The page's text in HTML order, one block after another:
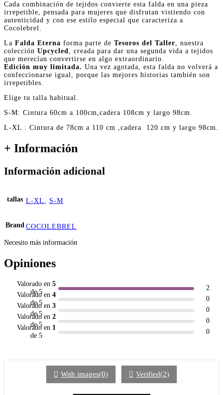
Cada combinación de tejidos convierte esta falda en una pieza
irrepetible, pensada para mujeres que disfrutan vistiendo con
autenticidad y con ese estilo especial que caracteriza a
Cocolebrel.
La Falda Eterna forma parte de Tesoros del Taller, nuestra
colección Upcycled, creada para dar una segunda vida a tejidos
que merecían convertirse en algo extraordinario.
Edición muy limitada. Una vez agotada, esta falda no volverá a
confeccionarse igual, porque las mejores historias también son
irrepetibles.
Elige tu talla habitual.
S-M: Cintura 60cm a 100cm,cadera 108cm y largo 98cm.
L-XL : Cintura de 78cm a 110 cm ,cadera 120 cm y largo 98cm.
+ Información
Información adicional
tallas L-XL , S-M
Brand COCOLEBREL
Necesito más información
Opiniones
Valorado en 5
de 5
2
Valorado en 4
de 5
0
Valorado en 3
de 5
0
Valorado en 2
de 5
0
Valorado en 1
de 5
0
With images(0) Verified(2)